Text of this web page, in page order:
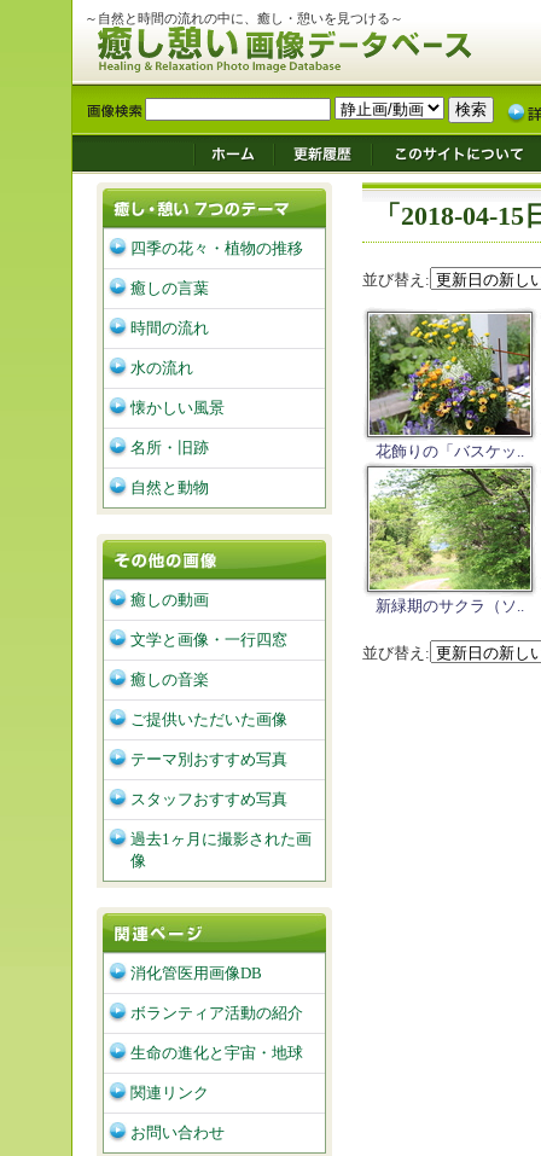
～自然と時間の流れの中に、癒し・憩いを見つける～
「2018-04-
並び替え:
花飾りの「バスケッ..
新緑期のサクラ（ソ..
並び替え:
四季の花々・植物の推移
癒しの言葉
時間の流れ
水の流れ
懐かしい風景
名所・旧跡
自然と動物
癒しの動画
文学と画像・一行四窓
癒しの音楽
ご提供いただいた画像
テーマ別おすすめ写真
スタッフおすすめ写真
過去1ヶ月に撮影された画
像
消化管医用画像DB
ボランティア活動の紹介
生命の進化と宇宙・地球
関連リンク
お問い合わせ